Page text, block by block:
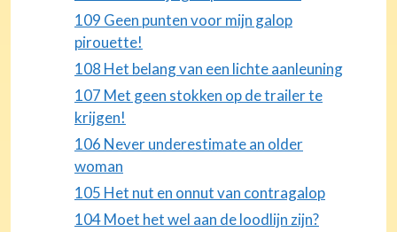
109 Geen punten voor mijn galop
pirouette!
108 Het belang van een lichte aanleuning
107 Met geen stokken op de trailer te
krijgen!
106 Never underestimate an older
woman
105 Het nut en onnut van contragalop
104 Moet het wel aan de loodlijn zijn?